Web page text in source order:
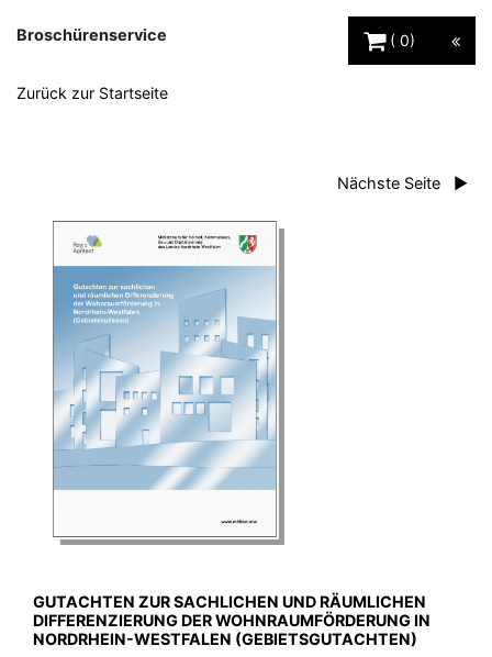
Broschürenservice
0
Zurück zur Startseite
Nächste Seite
BROSCHÜRE:
GUTACHTEN ZUR SACHLICHEN UND RÄUMLICHEN
DIFFERENZIERUNG DER WOHNRAUMFÖRDERUNG IN
NORDRHEIN-WESTFALEN (GEBIETSGUTACHTEN)